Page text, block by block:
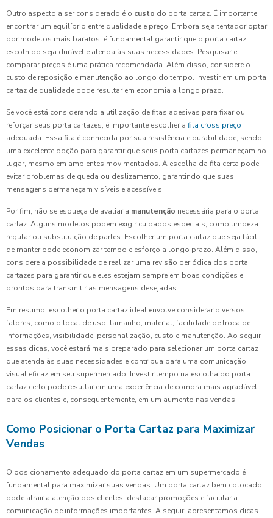
Outro aspecto a ser considerado é o custo do porta cartaz. É importante
encontrar um equilíbrio entre qualidade e preço. Embora seja tentador optar
por modelos mais baratos, é fundamental garantir que o porta cartaz
escolhido seja durável e atenda às suas necessidades. Pesquisar e
comparar preços é uma prática recomendada. Além disso, considere o
custo de reposição e manutenção ao longo do tempo. Investir em um porta
cartaz de qualidade pode resultar em economia a longo prazo.
Se você está considerando a utilização de fitas adesivas para fixar ou
reforçar seus porta cartazes, é importante escolher a fita cross preço
adequada. Essa fita é conhecida por sua resistência e durabilidade, sendo
uma excelente opção para garantir que seus porta cartazes permaneçam no
lugar, mesmo em ambientes movimentados. A escolha da fita certa pode
evitar problemas de queda ou deslizamento, garantindo que suas
mensagens permaneçam visíveis e acessíveis.
Por fim, não se esqueça de avaliar a manutenção necessária para o porta
cartaz. Alguns modelos podem exigir cuidados especiais, como limpeza
regular ou substituição de partes. Escolher um porta cartaz que seja fácil
de manter pode economizar tempo e esforço a longo prazo. Além disso,
considere a possibilidade de realizar uma revisão periódica dos porta
cartazes para garantir que eles estejam sempre em boas condições e
prontos para transmitir as mensagens desejadas.
Em resumo, escolher o porta cartaz ideal envolve considerar diversos
fatores, como o local de uso, tamanho, material, facilidade de troca de
informações, visibilidade, personalização, custo e manutenção. Ao seguir
essas dicas, você estará mais preparado para selecionar um porta cartaz
que atenda às suas necessidades e contribua para uma comunicação
visual eficaz em seu supermercado. Investir tempo na escolha do porta
cartaz certo pode resultar em uma experiência de compra mais agradável
para os clientes e, consequentemente, em um aumento nas vendas.
Como Posicionar o Porta Cartaz para Maximizar
Vendas
O posicionamento adequado do porta cartaz em um supermercado é
fundamental para maximizar suas vendas. Um porta cartaz bem colocado
pode atrair a atenção dos clientes, destacar promoções e facilitar a
comunicação de informações importantes. A seguir, apresentamos dicas